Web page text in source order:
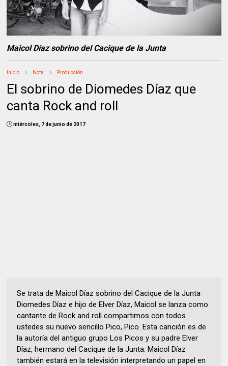
Maicol Díaz sobrino del Cacique de la Junta
Inicio Nota Producción
El sobrino de Diomedes Díaz que
canta Rock and roll
miércoles, 7 de junio de 2017
Se trata de Maicol Díaz sobrino del Cacique de la Junta
Diomedes Díaz e hijo de Elver Díaz, Maicol se lanza como
cantante de Rock and roll compartimos con todos
ustedes su nuevo sencillo Pico, Pico. Esta canción es de
la autoría del antiguo grupo Los Picos y su padre Elver
Díaz, hermano del Cacique de la Junta. Maicol Díaz
también estará en la televisión interpretando un papel en